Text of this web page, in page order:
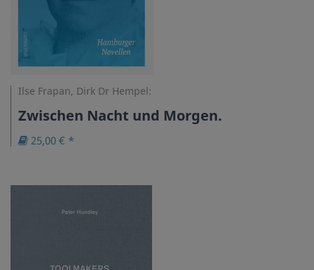
Ilse Frapan, Dirk Dr Hempel:
Zwischen Nacht und Morgen.
25,00 € *